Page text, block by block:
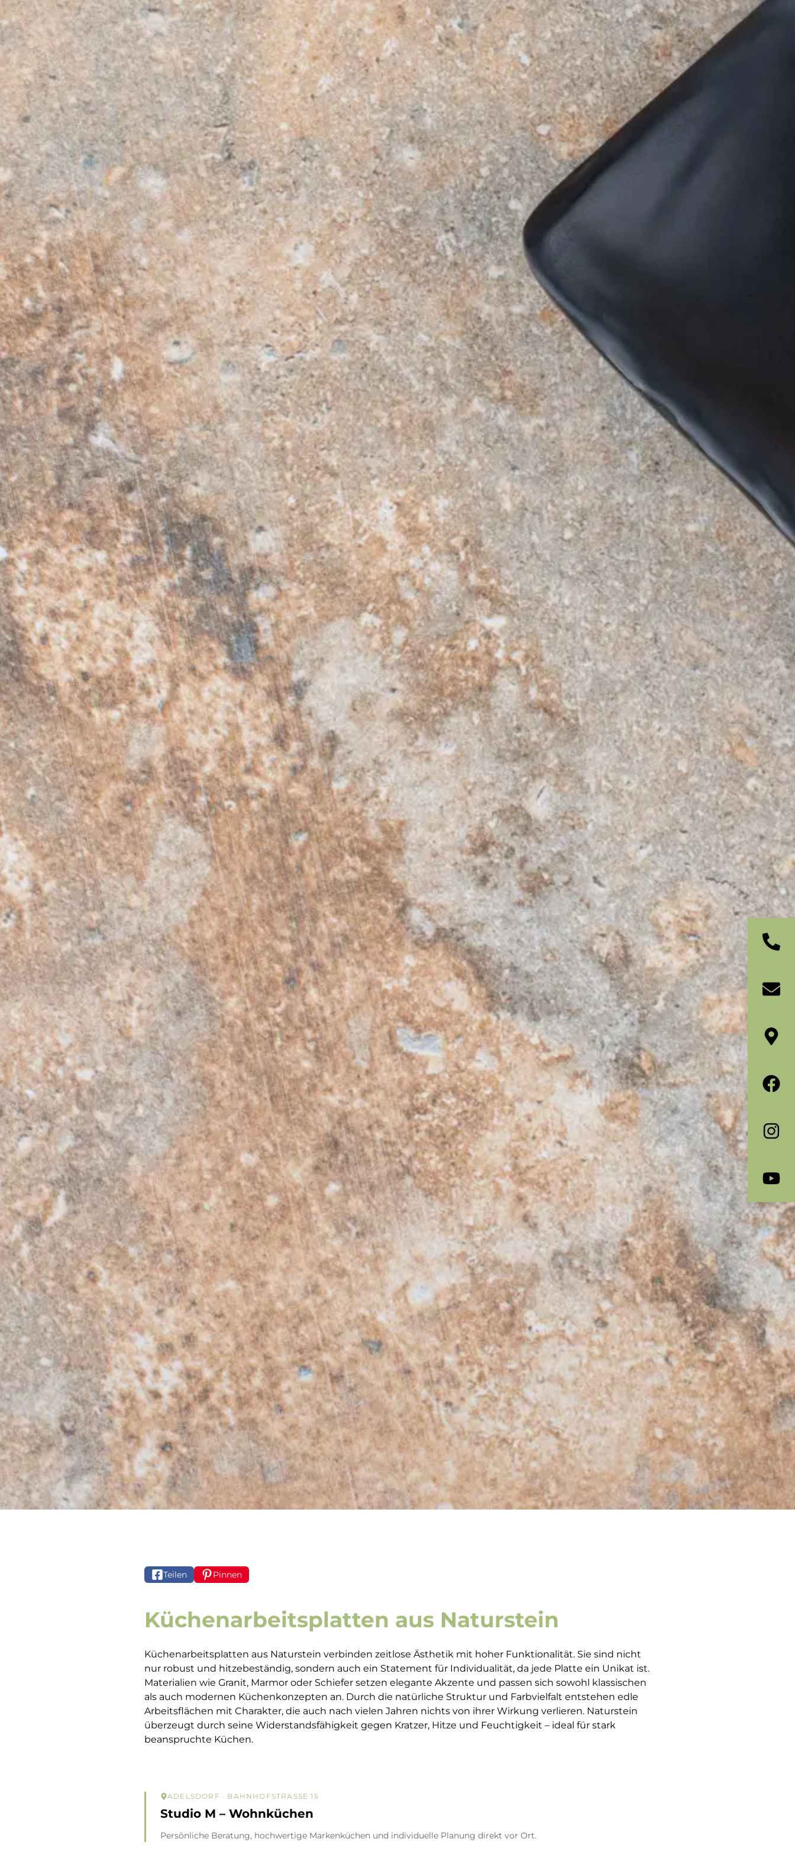
Teilen Pinnen
Küchenarbeitsplatten aus Naturstein
Küchenarbeitsplatten aus Naturstein verbinden zeitlose Ästhetik mit hoher Funktionalität. Sie sind nicht
nur robust und hitzebeständig, sondern auch ein Statement für Individualität, da jede Platte ein Unikat ist.
Materialien wie Granit, Marmor oder Schiefer setzen elegante Akzente und passen sich sowohl klassischen
als auch modernen Küchenkonzepten an. Durch die natürliche Struktur und Farbvielfalt entstehen edle
Arbeitsflächen mit Charakter, die auch nach vielen Jahren nichts von ihrer Wirkung verlieren. Naturstein
überzeugt durch seine Widerstandsfähigkeit gegen Kratzer, Hitze und Feuchtigkeit – ideal für stark
beanspruchte Küchen.
ADELSDORF · BAHNHOFSTRASSE 15
Studio M – Wohnküchen
Persönliche Beratung, hochwertige Markenküchen und individuelle Planung direkt vor Ort.